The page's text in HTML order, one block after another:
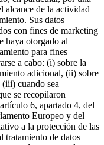
alcance de la actividad
Sus datos
con fines de marketing
haya otorgado al
para fines
a cabo: (i) sobre la
adicional, (ii) sobre
cuando sea
se recopilaron
6, apartado 4, del
Europeo y del
a la protección de las
tratamiento de datos